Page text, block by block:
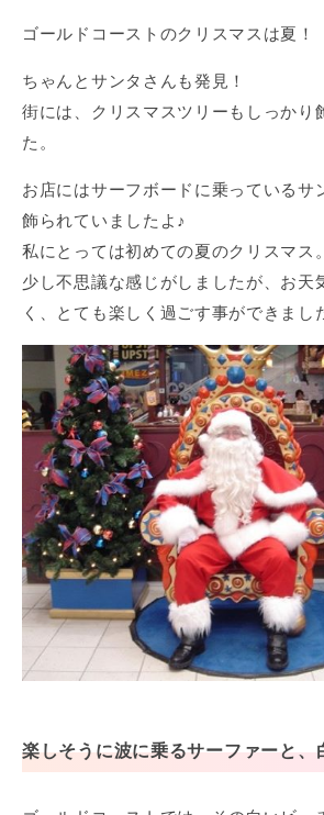
ゴールドコーストのクリスマスは夏！
ちゃんとサンタさんも発見！
街には、クリスマスツリーもしっかり
た。
お店にはサーフボードに乗っているサ
飾られていましたよ♪
私にとっては初めての夏のクリスマス。
少し不思議な感じがしましたが、お天
く、とても楽しく過ごす事ができまし
楽しそうに波に乗るサーファーと、